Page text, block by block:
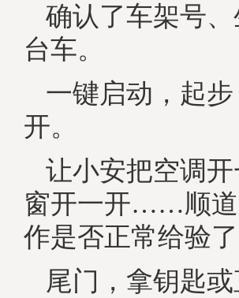
确认了车架号
台车。
一键启动，起
开。
让小安把空调
窗开一开……顺道
作是否正常给验了
尾门，拿钥匙